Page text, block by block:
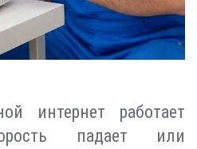
интернет работает
падает или